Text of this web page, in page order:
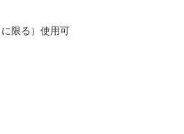
限る）使用可